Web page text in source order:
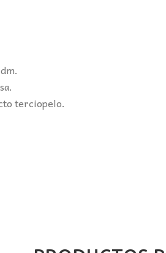
terciopelo.